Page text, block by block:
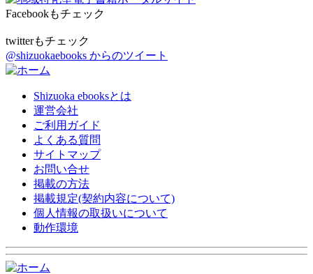
Facebookもチェック
twitterもチェック
@shizuokaebooks からのツイート
Shizuoka ebooksとは
運営会社
ご利用ガイド
よくある質問
サイトマップ
お問い合せ
掲載の方法
掲載規定(契約内容について)
個人情報の取扱いについて
動作環境